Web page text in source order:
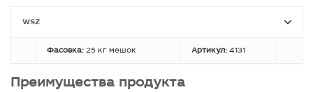
WSZ
Фасовка: 25 кг мешок Артикул: 4131
Преимущества продукта